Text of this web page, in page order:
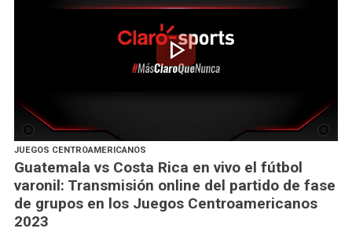
play_arrow
JUEGOS CENTROAMERICANOS
Guatemala vs Costa Rica en vivo el fútbol
varonil: Transmisión online del partido de fase
de grupos en los Juegos Centroamericanos
2023